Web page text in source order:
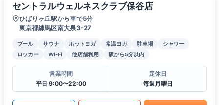
セントラルウェルネスクラブ保谷店
ひばりヶ丘駅から車で5分
東京都練馬区南大泉3-27
プール サウナ ホットヨガ 常温ヨガ 駐車場
シャワー
ロッカー
Wi-Fi 他店舗利用 駅から5分以内
営業時間
平日 9:00〜22:00
定休日
毎週月曜日